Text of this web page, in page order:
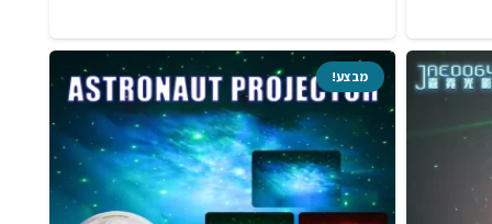
⁦₪80.00⁩
⁦₪399.00⁩
עד
⁦₪749.00⁩
מבצע!